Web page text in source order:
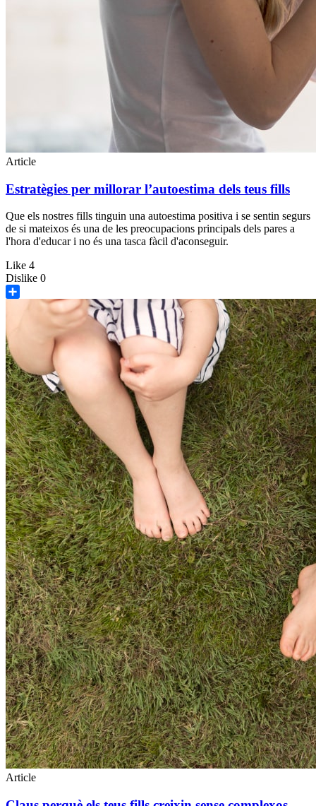
Article
Estratègies per millorar l’autoestima dels teus fills
Que els nostres fills tinguin una autoestima positiva i se sentin segurs
de si mateixos és una de les preocupacions principals dels pares a
l'hora d'educar i no és una tasca fàcil d'aconseguir.
Like 4
Dislike 0
Share
Article